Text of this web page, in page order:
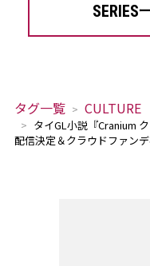
SERIES
タグ一覧 CULTURE
タイGL小説『Cranium
配信決定＆クラウドファン